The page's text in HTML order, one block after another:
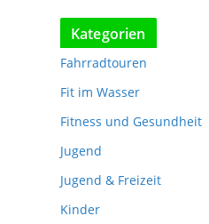
Kategorien
Fahrradtouren
Fit im Wasser
Fitness und Gesundheit
Jugend
Jugend & Freizeit
Kinder